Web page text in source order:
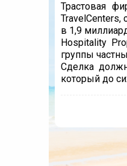
Трастовая
в 1,9
Hospitality
группы
Сделка
который до